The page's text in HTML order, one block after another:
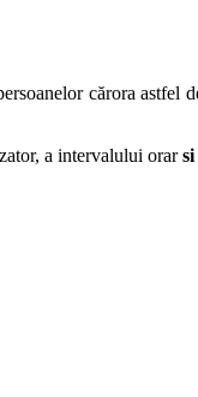
cărora astfel
a intervalului orar